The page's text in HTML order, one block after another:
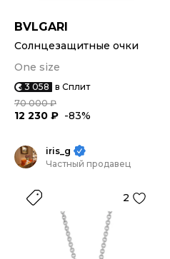
BVLGARI
Солнцезащитные очки
One size
3 058 в Сплит
70 000 ₽
12 230 ₽ -83%
iris_g
Частный продавец
2